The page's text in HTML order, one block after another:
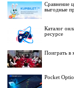
Сравнение
выгодные
Каталог
ресурсе
Поиграть в
Pocket